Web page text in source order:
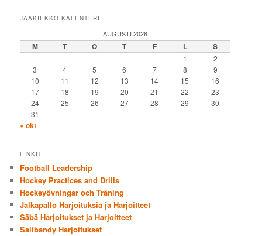
JÄÄKIEKKO KALENTERI
AUGUSTI 2026
M T O T F L S
1
2
3
4 5 6 7 8
9
10
11 12 13 14 15
16
17
18 19 20 21 22
23
24
25 26 27 28 29
30
31
« okt
LINKIT
Football Leadership
Hockey Practices and Drills
Hockeyövningar och Träning
Jalkapallo Harjoituksia ja Harjoitteet
Säbä Harjoitukset ja Harjoitteet
Salibandy Harjoitukset